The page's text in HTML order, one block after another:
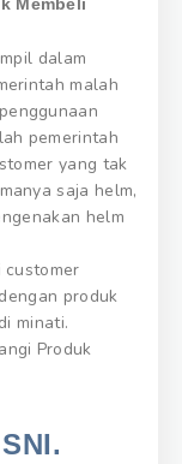
Membeli
dalam
malah
pemerintah
yang tak
saja helm,
helm
customer
produk
minati.
Produk